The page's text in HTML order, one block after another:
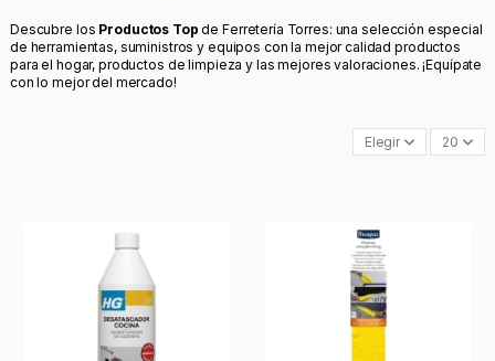
Descubre los Productos Top de Ferretería Torres: una selección especial
de herramientas, suministros y equipos con la mejor calidad productos
para el hogar, productos de limpieza y las mejores valoraciones. ¡Equípate
con lo mejor del mercado!
Elegir 20